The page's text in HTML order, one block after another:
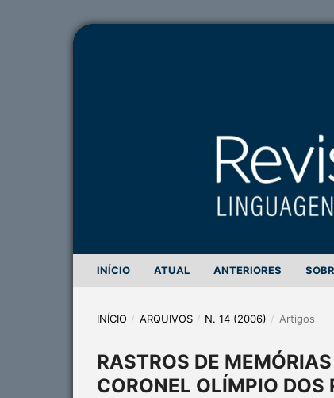
INÍCIO ATUAL ANTERIORES
INÍCIO / ARQUIVOS / N. 14 (2006) / Artigos
RASTROS DE
CORONEL OLÍMPIO DOS